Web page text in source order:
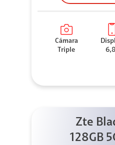
Cámara
Triple
Zte
128GB